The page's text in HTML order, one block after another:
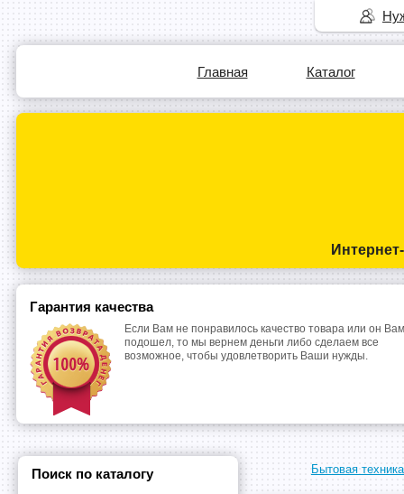
Главная Каталог
Гарантия качества
Если Вам не понравилось качество товара или он
подошел, то мы вернем деньги либо сделаем все
возможное, чтобы удовлетворить Ваши нужды.
Бытовая техника
Поиск по каталогу